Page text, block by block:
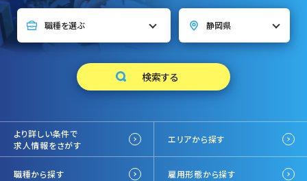
より詳しい条件で
求人情報をさがす
エリアから探す
職種から探す 雇用形態から探す